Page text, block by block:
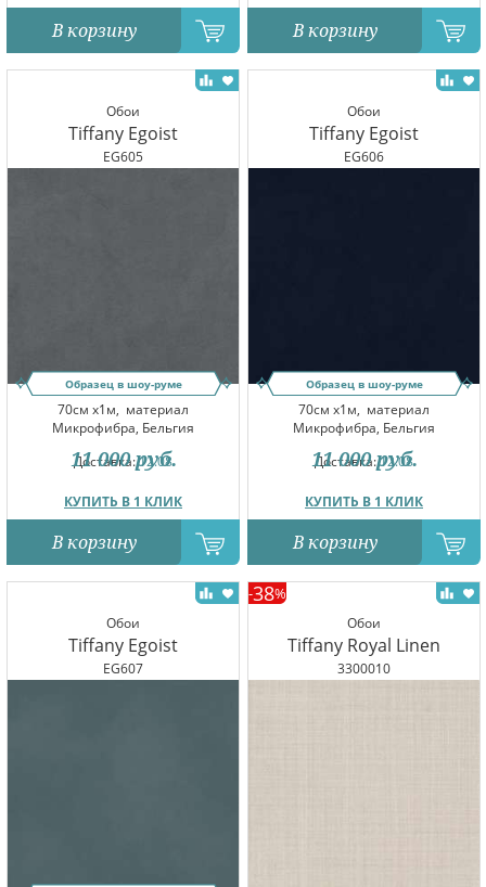
В корзину В корзину
Обои
Tiffany Egoist
EG605
Образец в шоу-руме
70см x1м, материал
Микрофибра, Бельгия
Доставка:12.08
КУПИТЬ В 1 КЛИК
11 000 руб.
В корзину
Обои
Tiffany Egoist
EG606
Образец в шоу-руме
70см x1м, материал
Микрофибра, Бельгия
Доставка:12.08
КУПИТЬ В 1 КЛИК
11 000 руб.
В корзину
Обои
Tiffany Egoist
EG607
Обои
Tiffany Royal Linen
3300010
-38%